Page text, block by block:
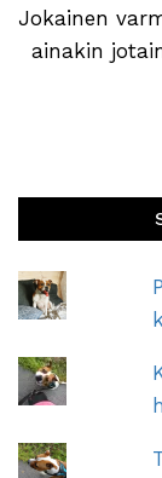
Jokainen
ainakin